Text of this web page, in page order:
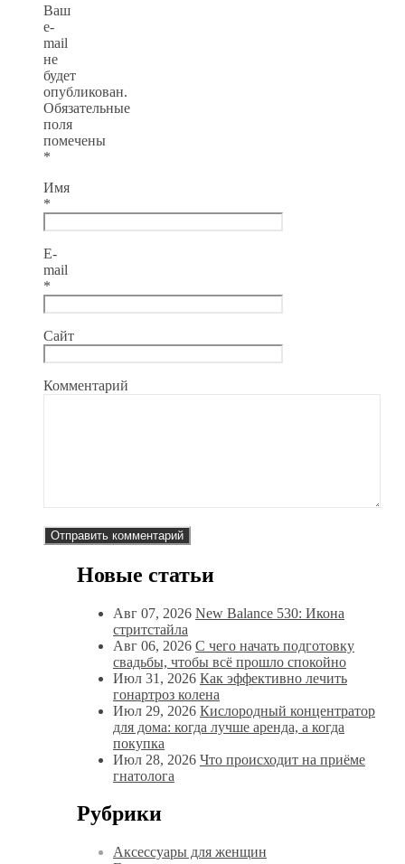
Ваш
e-
mail
не
будет
опубликован.
Обязательные
поля
помечены
*
Имя
*
E-
mail
*
Сайт
Комментарий
Новые статьи
Авг 07, 2026 New Balance 530: Икона
стритстайла
Авг 06, 2026 С чего начать подготовку
свадьбы, чтобы всё прошло спокойно
Июл 31, 2026 Как эффективно лечить
гонартроз колена
Июл 29, 2026 Кислородный концентратор
для дома: когда лучше аренда, а когда
покупка
Июл 28, 2026 Что происходит на приёме
гнатолога
Рубрики
Аксессуары для женщин